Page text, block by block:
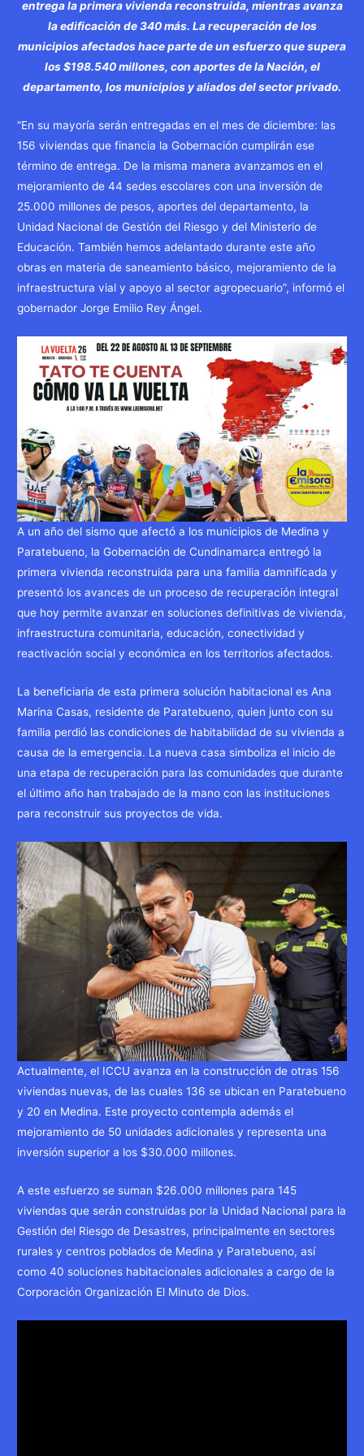
entrega la primera vivienda reconstruida, mientras avanza
la edificación de 340 más. La recuperación de los
municipios afectados hace parte de un esfuerzo que supera
los $198.540 millones, con aportes de la Nación, el
departamento, los municipios y aliados del sector privado.
“En su mayoría serán entregadas en el mes de diciembre: las
156 viviendas que financia la Gobernación cumplirán ese
término de entrega. De la misma manera avanzamos en el
mejoramiento de 44 sedes escolares con una inversión de
25.000 millones de pesos, aportes del departamento, la
Unidad Nacional de Gestión del Riesgo y del Ministerio de
Educación. También hemos adelantado durante este año
obras en materia de saneamiento básico, mejoramiento de la
infraestructura vial y apoyo al sector agropecuario”, informó el
gobernador Jorge Emilio Rey Ángel.
A un año del sismo que afectó a los municipios de Medina y
Paratebueno, la Gobernación de Cundinamarca entregó la
primera vivienda reconstruida para una familia damnificada y
presentó los avances de un proceso de recuperación integral
que hoy permite avanzar en soluciones definitivas de vivienda,
infraestructura comunitaria, educación, conectividad y
reactivación social y económica en los territorios afectados.
La beneficiaria de esta primera solución habitacional es Ana
Marina Casas, residente de Paratebueno, quien junto con su
familia perdió las condiciones de habitabilidad de su vivienda a
causa de la emergencia. La nueva casa simboliza el inicio de
una etapa de recuperación para las comunidades que durante
el último año han trabajado de la mano con las instituciones
para reconstruir sus proyectos de vida.
Actualmente, el ICCU avanza en la construcción de otras 156
viviendas nuevas, de las cuales 136 se ubican en Paratebueno
y 20 en Medina. Este proyecto contempla además el
mejoramiento de 50 unidades adicionales y representa una
inversión superior a los $30.000 millones.
A este esfuerzo se suman $26.000 millones para 145
viviendas que serán construidas por la Unidad Nacional para la
Gestión del Riesgo de Desastres, principalmente en sectores
rurales y centros poblados de Medina y Paratebueno, así
como 40 soluciones habitacionales adicionales a cargo de la
Corporación Organización El Minuto de Dios.